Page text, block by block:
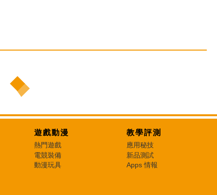
遊戲動漫
熱門遊戲
電競裝備
動漫玩具
教學評測
應用秘技
新品測試
Apps 情報